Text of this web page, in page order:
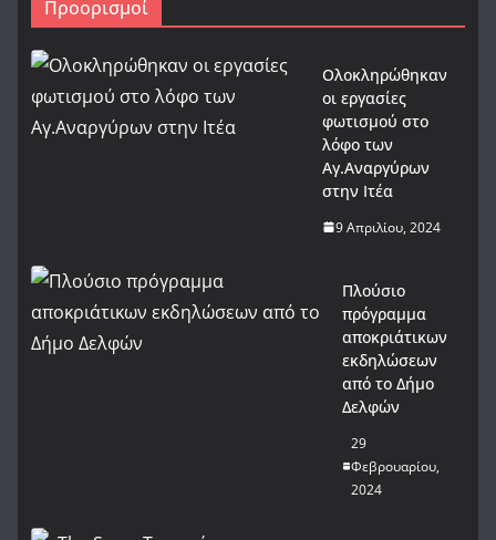
Προορισμοί
Ολοκληρώθηκαν
οι εργασίες
φωτισμού στο
λόφο των
Αγ.Αναργύρων
στην Ιτέα
9 Απριλίου, 2024
Πλούσιο
πρόγραμμα
αποκριάτικων
εκδηλώσεων
από το Δήμο
Δελφών
29
Φεβρουαρίου,
2024